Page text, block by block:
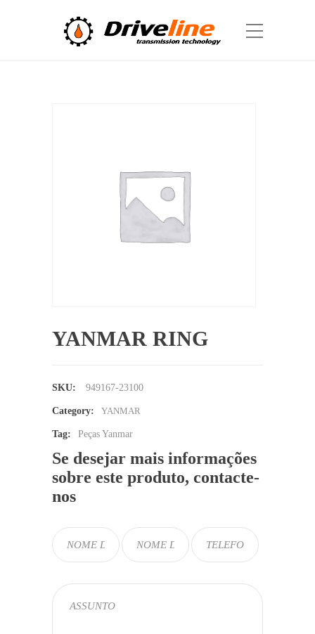
YANMAR RING
SKU: 949167-23100
Category: YANMAR
Tag: Peças Yanmar
Se desejar mais informações
sobre este produto, contacte-
nos